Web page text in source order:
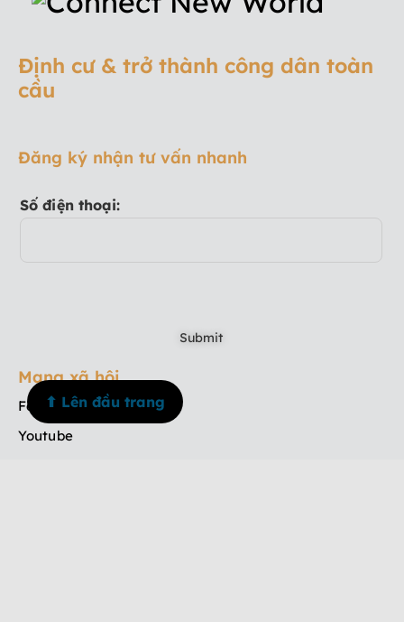
Định cư & trở thành công dân toàn
cầu
Đăng ký nhận tư vấn nhanh
Số điện thoại:
Mạng xã hội
Facebook
Youtube
⬆ Lên đầu trang